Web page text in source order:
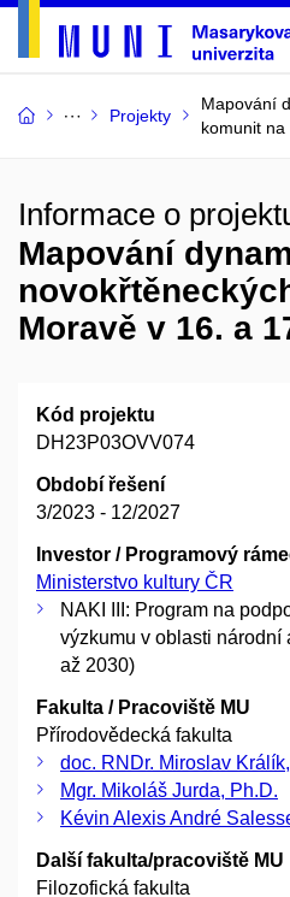
Projekty
Mapování
komunit
Informace o
Mapování
Moravě v 16. a
Kód projektu
DH23P03OVV074
Období řešení
3/2023 - 12/2027
Investor / Programový
Ministerstvo kultury ČR
NAKI III: Program na
výzkumu v oblasti národní
až 2030)
Fakulta / Pracoviště MU
Přírodovědecká fakulta
doc. RNDr. Miroslav
Mgr. Mikoláš Jurda, Ph.D.
Kévin Alexis André
Další fakulta/pracoviště MU
Filozofická fakulta